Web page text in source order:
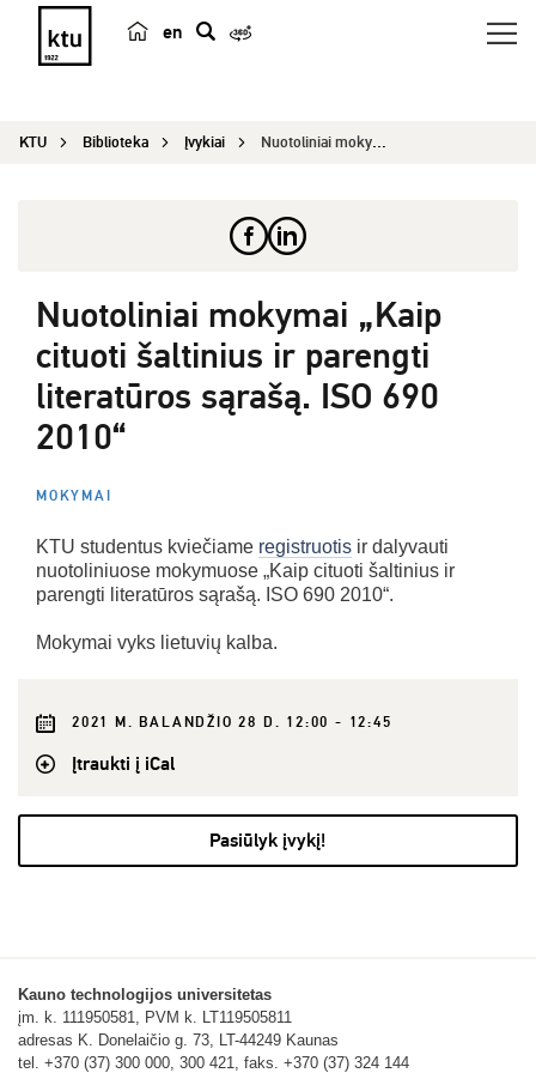
en
e
KTU Biblioteka Įvykiai Nuotoliniai mokymai „Kaip cituoti šaltinius ir p...
Nuotoliniai mokymai „Kaip
cituoti šaltinius ir parengti
literatūros sąrašą. ISO 690
2010“
MOKYMAI
KTU studentus kviečiame registruotis ir dalyvauti
nuotoliniuose mokymuose „Kaip cituoti šaltinius ir
parengti literatūros sąrašą. ISO 690 2010“.
Mokymai vyks lietuvių kalba.
2021 M. BALANDŽIO 28 D. 12:00 - 12:45
Įtraukti į iCal
Pasiūlyk įvykį!
Kauno technologijos universitetas
įm. k. 111950581, PVM k. LT119505811
adresas K. Donelaičio g. 73, LT-44249 Kaunas
tel. +370 (37) 300 000, 300 421, faks. +370 (37) 324 144